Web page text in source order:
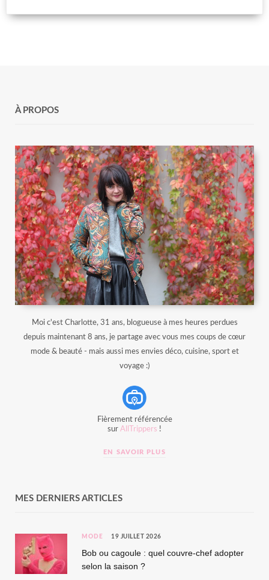
À PROPOS
Moi c'est Charlotte, 31 ans, blogueuse à mes heures perdues
depuis maintenant 8 ans, je partage avec vous mes coups de cœur
mode & beauté - mais aussi mes envies déco, cuisine, sport et
voyage :)
Fièrement référencée
sur AllTrippers !
EN SAVOIR PLUS
MES DERNIERS ARTICLES
MODE 19 JUILLET 2026
Bob ou cagoule : quel couvre-chef adopter
selon la saison ?